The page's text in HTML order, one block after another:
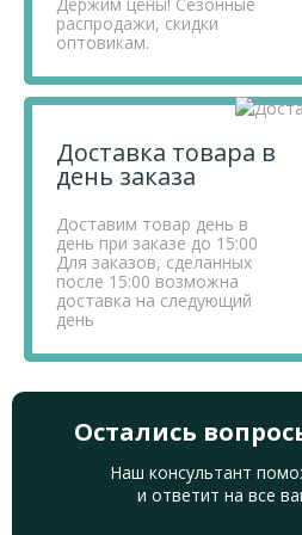
распродажи, скидки
оптовикам.
Доставка товара в
день заказа
Доставим товар день в
день при заказе до 15:00
Для заказов, сделанных
после 15:00 возможна
доставка на следующий
день
Остались
Наш консультант
и ответит на все